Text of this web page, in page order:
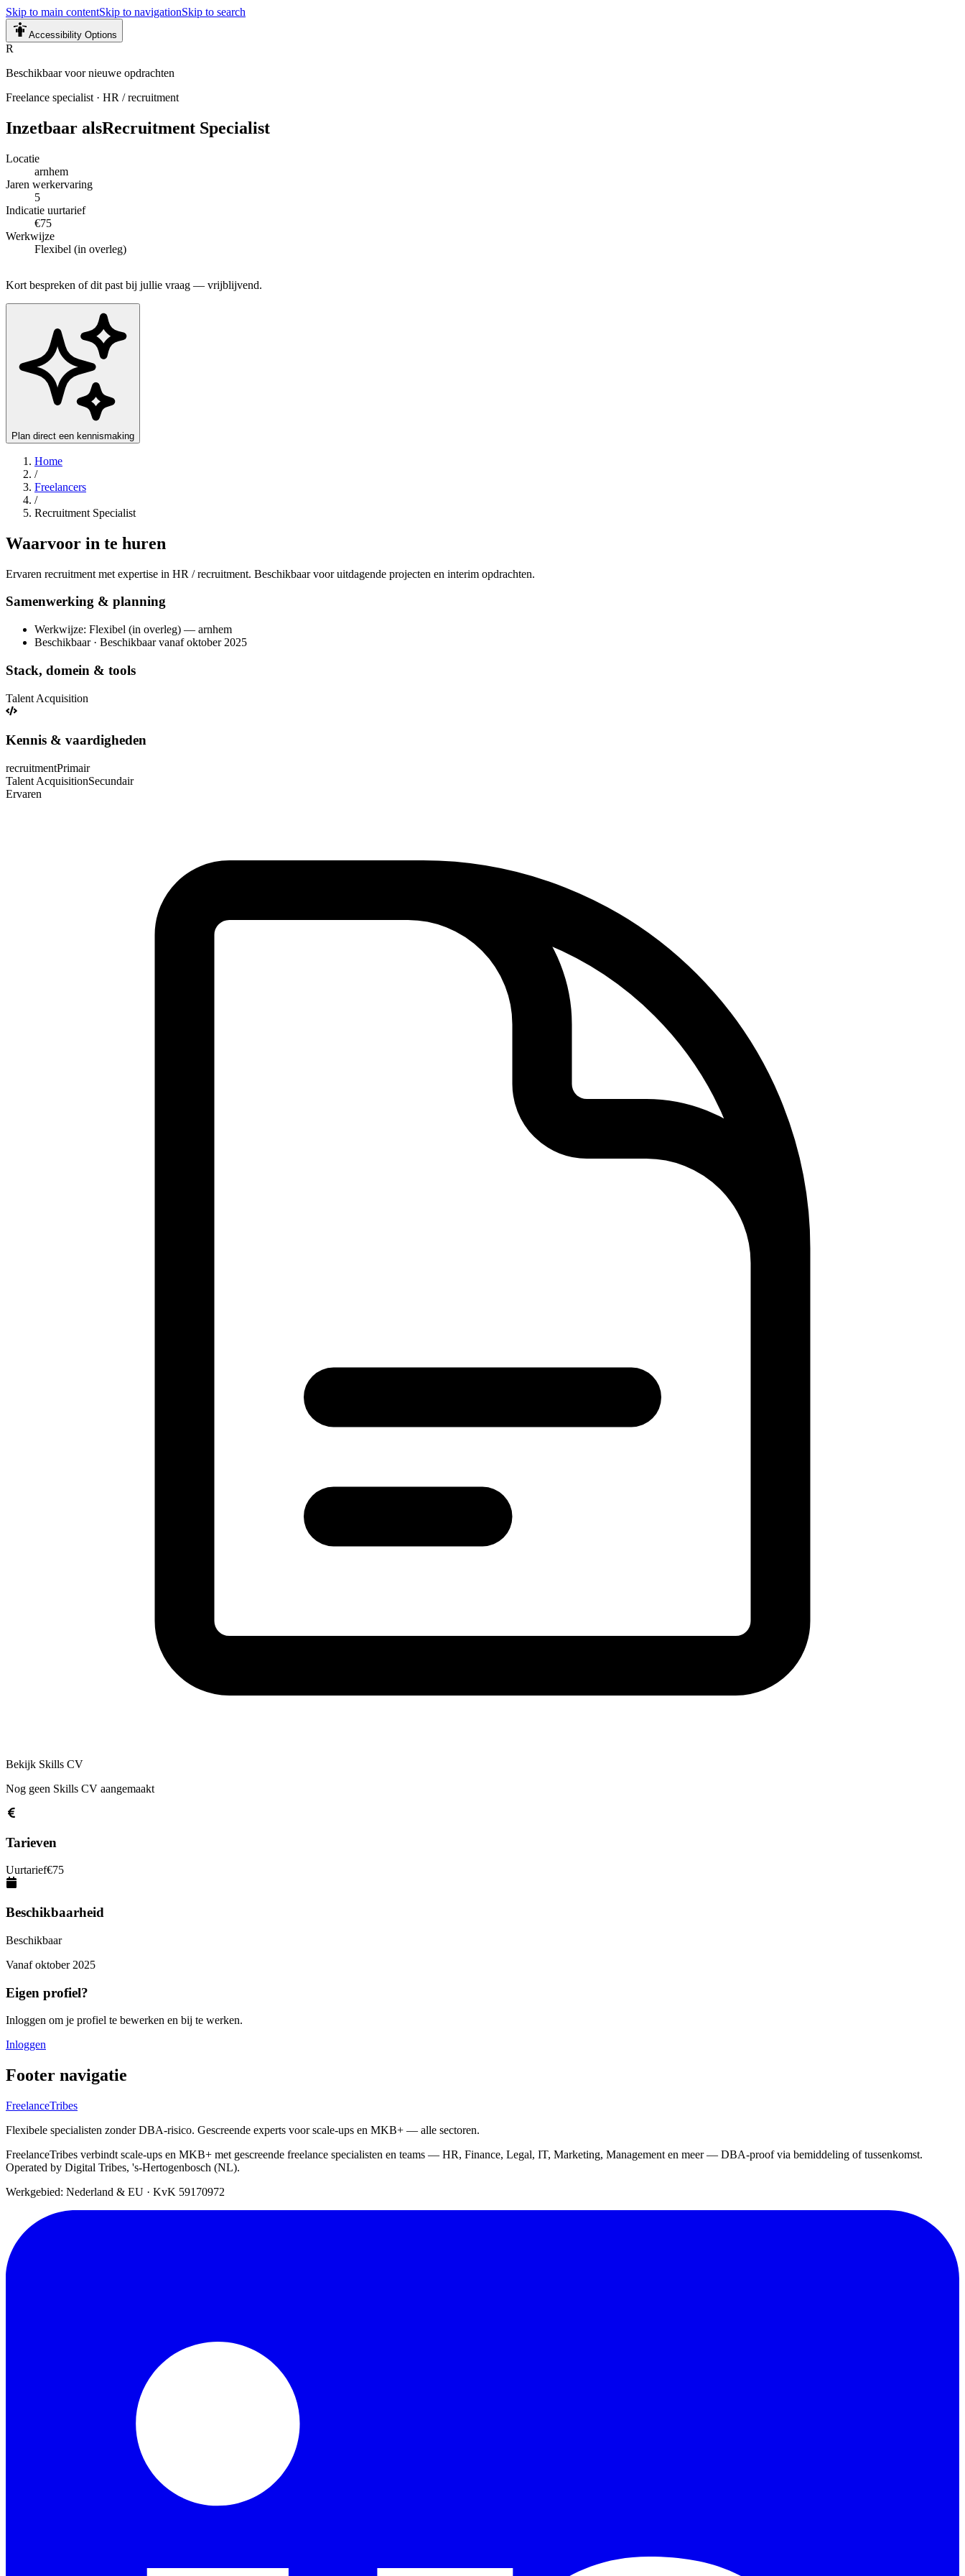
Skip to main contentSkip to navigationSkip to search
Accessibility Options
R
Beschikbaar voor nieuwe opdrachten
Freelance specialist · HR / recruitment
Inzetbaar alsRecruitment Specialist
Locatie
arnhem
Jaren werkervaring
5
Indicatie uurtarief
€75
Werkwijze
Flexibel (in overleg)
Kort bespreken of dit past bij jullie vraag — vrijblijvend.
Plan direct een kennismaking
Home
/
Freelancers
/
Recruitment Specialist
Waarvoor in te huren
Ervaren recruitment met expertise in HR / recruitment. Beschikbaar voor uitdagende projecten en interim opdrachten.
Samenwerking & planning
Werkwijze: Flexibel (in overleg) — arnhem
Beschikbaar · Beschikbaar vanaf oktober 2025
Stack, domein & tools
Talent Acquisition
Kennis & vaardigheden
recruitmentPrimair
Talent AcquisitionSecundair
Ervaren
Bekijk Skills CV
Nog geen Skills CV aangemaakt
Tarieven
Uurtarief€75
Beschikbaarheid
Beschikbaar
Vanaf oktober 2025
Eigen profiel?
Inloggen om je profiel te bewerken en bij te werken.
Inloggen
Footer navigatie
FreelanceTribes
Flexibele specialisten zonder DBA-risico. Gescreende experts voor scale-ups en MKB+ — alle sectoren.
FreelanceTribes verbindt scale-ups en MKB+ met gescreende freelance specialisten en teams — HR, Finance, Legal, IT, Marketing, Management en meer — DBA-proof via bemiddeling of tussenkomst.
Operated by Digital Tribes, 's-Hertogenbosch (NL).
Werkgebied: Nederland & EU · KvK 59170972